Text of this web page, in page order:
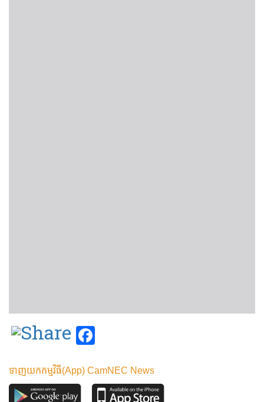
ទាញយកកម្មវិធី(App) CamNEC News